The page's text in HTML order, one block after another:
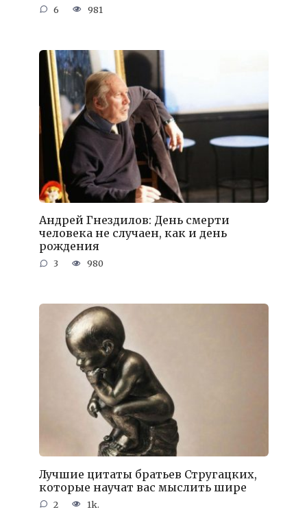
6 981
Андрей Гнездилов: День смерти
человека не случаен, как и день
рождения
3 980
Лучшие цитаты братьев Стругацких,
которые научат вас мыслить шире
2 1k.